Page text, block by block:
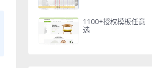
1100+授权模板任意
选